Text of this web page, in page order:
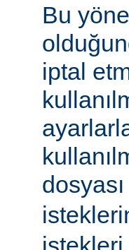
Bu
iptal